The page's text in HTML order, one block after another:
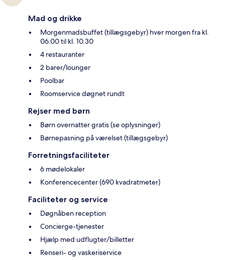
Mad og drikke
Morgenmadsbuffet (tillægsgebyr) hver morgen fra kl.
06.00 til kl. 10.30
4 restauranter
2 barer/lounger
Poolbar
Roomservice døgnet rundt
Rejser med børn
Børn overnatter gratis (se oplysninger)
Børnepasning på værelset (tillægsgebyr)
Forretningsfaciliteter
6 mødelokaler
Konferencecenter (690 kvadratmeter)
Faciliteter og service
Døgnåben reception
Concierge-tjenester
Hjælp med udflugter/billetter
Renseri- og vaskeriservice